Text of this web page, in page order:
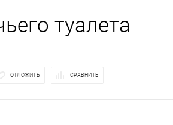
туалета
ОТЛОЖИТЬ СРАВНИТЬ